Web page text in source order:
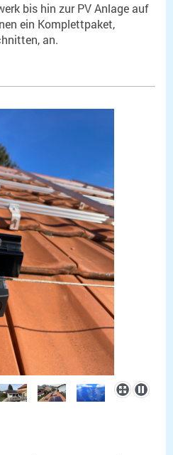
bis hin zur PV Anlage auf
ein Komplettpaket,
an.